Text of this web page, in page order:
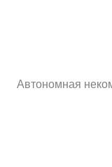
Автономная